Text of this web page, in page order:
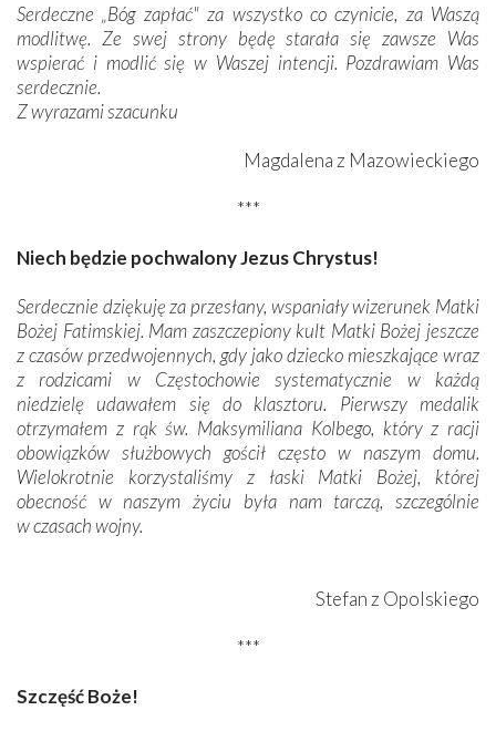
Serdeczne „Bóg zapłać" za wszystko co czynicie, za Waszą
modlitwę. Ze swej strony będę starała się zawsze Was
wspierać i modlić się w Waszej intencji. Pozdrawiam Was
serdecznie.
Z wyrazami szacunku
Magdalena z Mazowieckiego
***
Niech będzie pochwalony Jezus Chrystus!
Serdecznie dziękuję za przesłany, wspaniały wizerunek Matki
Bożej Fatimskiej. Mam zaszczepiony kult Matki Bożej jeszcze
z czasów przedwojennych, gdy jako dziecko mieszkające wraz
z rodzicami w Częstochowie systematycznie w każdą
niedzielę udawałem się do klasztoru. Pierwszy medalik
otrzymałem z rąk św. Maksymiliana Kolbego, który z racji
obowiązków służbowych gościł często w naszym domu.
Wielokrotnie korzystaliśmy z łaski Matki Bożej, której
obecność w naszym życiu była nam tarczą, szczególnie
w czasach wojny.
Stefan z Opolskiego
***
Szczęść Boże!